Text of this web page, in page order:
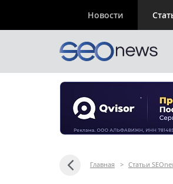
Новости
Главная > Статьи